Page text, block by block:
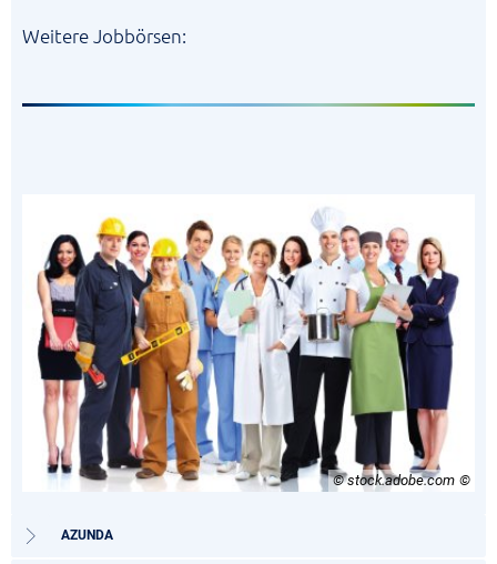
Weitere Jobbörsen:
© stock.adobe.com
AZUNDA